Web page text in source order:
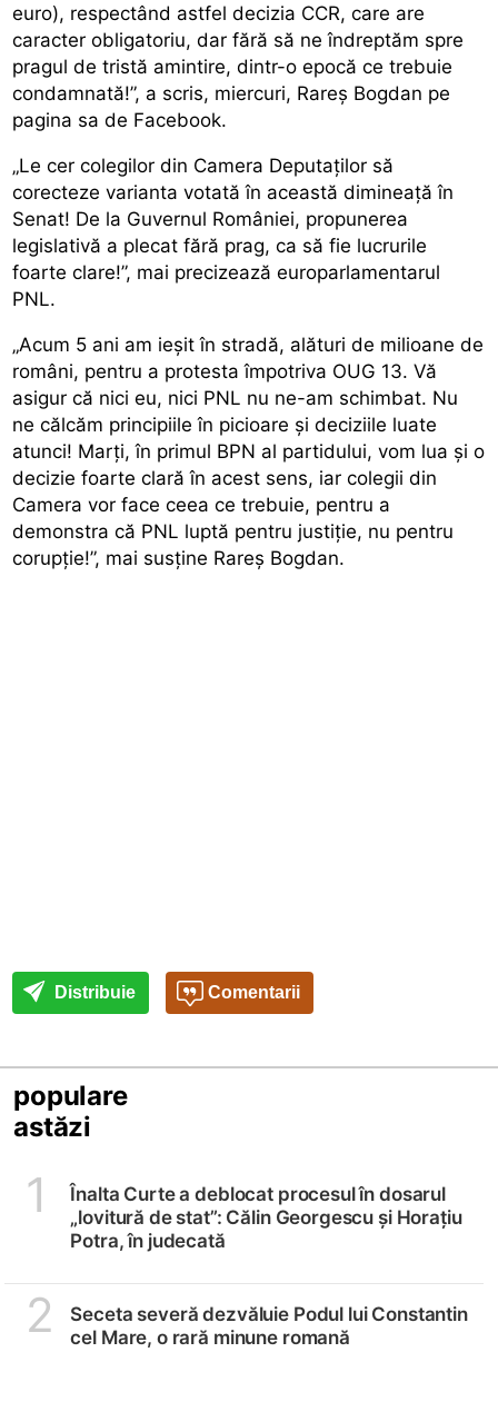
euro), respectând astfel decizia CCR, care are
caracter obligatoriu, dar fără să ne îndreptăm spre
pragul de tristă amintire, dintr-o epocă ce trebuie
condamnată!”, a scris, miercuri, Rareș Bogdan pe
pagina sa de Facebook.
„Le cer colegilor din Camera Deputaților să
corecteze varianta votată în această dimineață în
Senat! De la Guvernul României, propunerea
legislativă a plecat fără prag, ca să fie lucrurile
foarte clare!”, mai precizează europarlamentarul
PNL.
„Acum 5 ani am ieșit în stradă, alături de milioane de
români, pentru a protesta împotriva OUG 13. Vă
asigur că nici eu, nici PNL nu ne-am schimbat. Nu
ne călcăm principiile în picioare și deciziile luate
atunci! Marți, în primul BPN al partidului, vom lua și o
decizie foarte clară în acest sens, iar colegii din
Camera vor face ceea ce trebuie, pentru a
demonstra că PNL luptă pentru justiție, nu pentru
corupție!”, mai susține Rareș Bogdan.
Distribuie Comentarii
populare
astăzi
1
Înalta Curte a deblocat procesul în dosarul
„lovitură de stat”: Călin Georgescu și Horațiu
Potra, în judecată
2
Seceta severă dezvăluie Podul lui Constantin
cel Mare, o rară minune romană